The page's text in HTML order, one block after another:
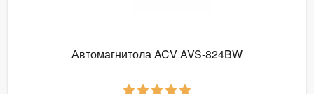
Автомагнитола ACV AVS-824BW